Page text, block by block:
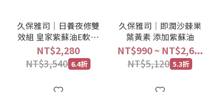
久保雅司｜日養夜修雙
效組 皇家紫蘇油E軟膠
囊 +2040 賦活飲
NT$2,280
NT$3,540 6.4折
久保雅司｜即潤沙棘果
葉黃素 添加紫蘇油
NT$990 ~ NT$2,6...
NT$5,120 5.3折